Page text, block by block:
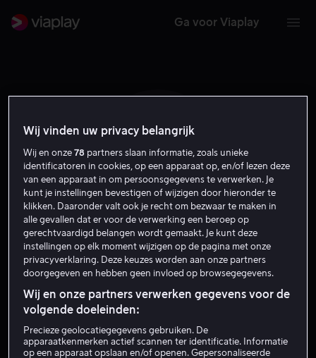
Ga voor Viaplay
H W
Hallvar Witzo
Regisseur
Wij vinden uw privacy belangrijk
Wij en onze78 partners slaan informatie, zoals unieke
identificatoren in cookies, op een apparaat op, en/of lezen deze
van een apparaat in om persoonsgegevens te verwerken. Je
kunt je instellingen bevestigen of wijzigen door hieronder te
klikken. Daaronder valt ook je recht om bezwaar te maken in
alle gevallen dat er voor de verwerking een beroep op
gerechtvaardigd belangen wordt gemaakt. Je kunt deze
instellingen op elk moment wijzigen op de pagina met onze
privacyverklaring. Deze keuzes worden aan onze partners
doorgegeven en hebben geen invloed op browsegegevens.
Wij en onze partners verwerken gegevens voor de
volgende doeleinden:
Precieze geolocatiegegevens gebruiken. De
apparaatkenmerken actief scannen ter identificatie. Informatie
op een apparaat opslaan en/of openen. Gepersonaliseerde